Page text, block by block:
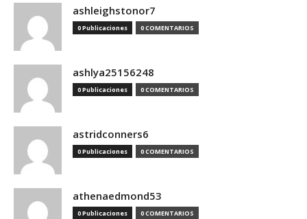
ashleighstonor7
0 Publicaciones 0 COMENTARIOS
ashlya25156248
0 Publicaciones 0 COMENTARIOS
astridconners6
0 Publicaciones 0 COMENTARIOS
athenaedmond53
0 Publicaciones 0 COMENTARIOS